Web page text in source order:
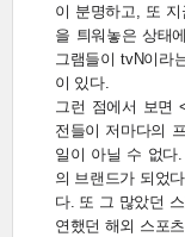
이 분명하고, 또
을 틔워놓은 상태
그램들이 tvN이라
이 있다.
그런 점에서 보면
전들이 저마다의
일이 아닐 수 없다.
의 브랜드가 되었
다. 또 그 많았던
연했던 해외 스포